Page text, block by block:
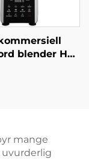
blender HS-
mange